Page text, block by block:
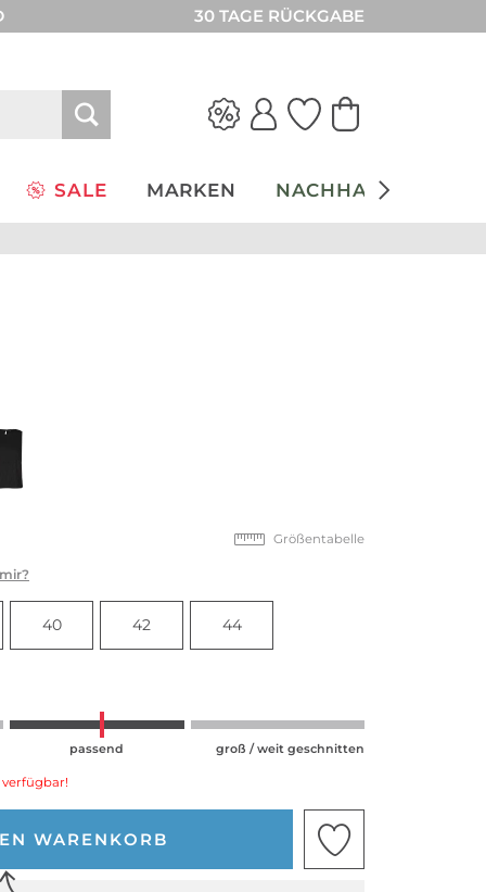
30 TAGE RÜCKGABE
SALE MARKEN NACHHALTIGKEIT
Größentabelle
40 42 44
passend groß / weit geschnitten
verfügbar!
WARENKORB